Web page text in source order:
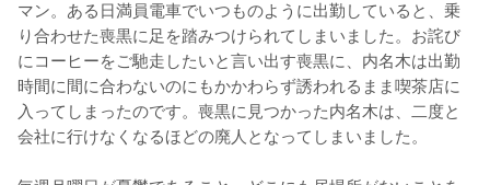
マン。ある日満員電車でいつものように出勤していると、乗
り合わせた喪黒に足を踏みつけられてしまいました。お詫び
にコーヒーをご馳走したいと言い出す喪黒に、内名木は出勤
時間に間に合わないのにもかかわらず誘われるまま喫茶店に
入ってしまったのです。喪黒に見つかった内名木は、二度と
会社に行けなくなるほどの廃人となってしまいました。